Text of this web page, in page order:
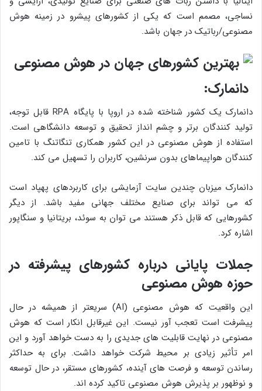
نساجی، مصمم است که یکی از کشورهای پیشرو در زمینه هوش
مصنوعی/رباتیک در جهان باشد.
دانمارک:
دانمارک یک کشور شناخته شده در اروپا با پایگاه RPA قابل توجه،
تولید کنندگان برتر و چشم انداز تحقیق و توسعه دانشگاهی است.
استفاده از هوش مصنوعی در این کشور همکاری تنگاتنگ با تامین
کنندگان هواپیماهای بدون سرنشین، کاربران را تسهیل می کند.
دانمارک میزبان چندین سایت آزمایشی برای کاربردهای پهپاد است
که می تواند برای صنایع مختلف جهانی مفید باشد. از دیگر
کشورهایی که قابل ذکر هستند می توان به سوئد، بریتانیا و سنگاپور
اشاره کرد.
جملات پایانی درباره کشورهای پیشرفته در
حوزه هوش مصنوعی
این واقعیت که هوش مصنوعی (AI) سریعتر از همیشه در حال
پیشرفت است تعجب آور نیست. این غیرقابل انکار است که هوش
مصنوعی در نهایت قابلیت های جدیدی را به دست خواهد آورد و این
امر تأثیر زیادی بر محیط شرکت خواهد داشت. برای به حداکثر
رساندن توسعه و فرصت های آینده، کشورهای مستقر، در حال توسعه
و نوظهور بر پذیرش هوش مصنوعی تاکید کرده اند.